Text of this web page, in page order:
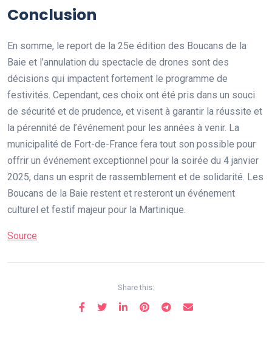
Conclusion
En somme, le report de la 25e édition des Boucans de la
Baie et l’annulation du spectacle de drones sont des
décisions qui impactent fortement le programme de
festivités. Cependant, ces choix ont été pris dans un souci
de sécurité et de prudence, et visent à garantir la réussite et
la pérennité de l’événement pour les années à venir. La
municipalité de Fort-de-France fera tout son possible pour
offrir un événement exceptionnel pour la soirée du 4 janvier
2025, dans un esprit de rassemblement et de solidarité. Les
Boucans de la Baie restent et resteront un événement
culturel et festif majeur pour la Martinique.
Source
Share this: